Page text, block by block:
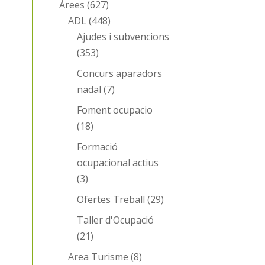
Àrees (627)
ADL(448)
Ajudes i subvencions
(353)
Concurs aparadors
nadal (7)
Foment ocupacio
(18)
Formació
ocupacional actius
(3)
Ofertes Treball (29)
Taller d'Ocupació
(21)
Area Turisme (8)